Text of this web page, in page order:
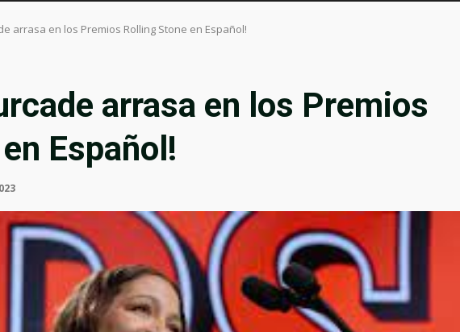
arrasa en los Premios Rolling Stone en Español!
arrasa en los Premios
Español!